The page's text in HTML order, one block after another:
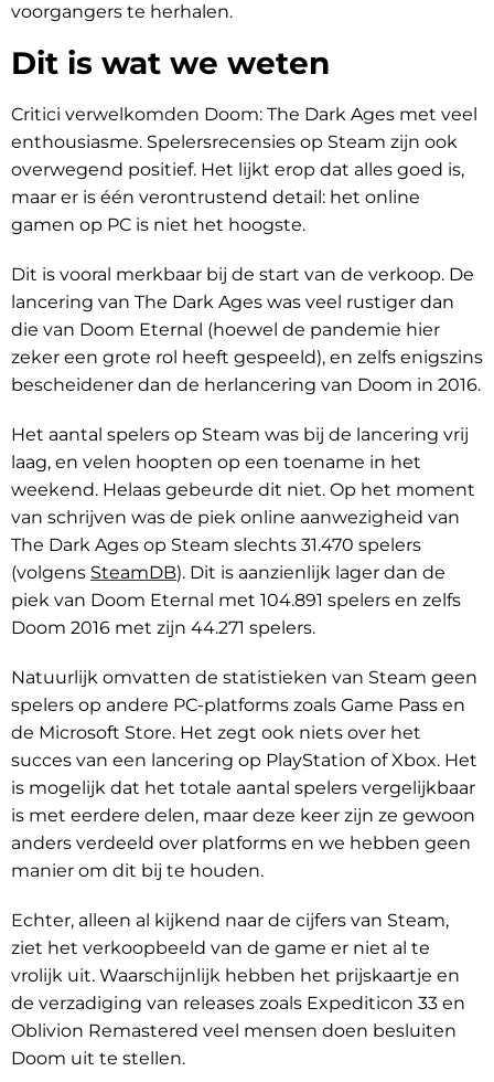
voorgangers te herhalen.
Dit is wat we weten
Critici verwelkomden Doom: The Dark Ages met veel
enthousiasme. Spelersrecensies op Steam zijn ook
overwegend positief. Het lijkt erop dat alles goed is,
maar er is één verontrustend detail: het online
gamen op PC is niet het hoogste.
Dit is vooral merkbaar bij de start van de verkoop. De
lancering van The Dark Ages was veel rustiger dan
die van Doom Eternal (hoewel de pandemie hier
zeker een grote rol heeft gespeeld), en zelfs enigszins
bescheidener dan de herlancering van Doom in 2016.
Het aantal spelers op Steam was bij de lancering vrij
laag, en velen hoopten op een toename in het
weekend. Helaas gebeurde dit niet. Op het moment
van schrijven was de piek online aanwezigheid van
The Dark Ages op Steam slechts 31.470 spelers
(volgens SteamDB). Dit is aanzienlijk lager dan de
piek van Doom Eternal met 104.891 spelers en zelfs
Doom 2016 met zijn 44.271 spelers.
Natuurlijk omvatten de statistieken van Steam geen
spelers op andere PC-platforms zoals Game Pass en
de Microsoft Store. Het zegt ook niets over het
succes van een lancering op PlayStation of Xbox. Het
is mogelijk dat het totale aantal spelers vergelijkbaar
is met eerdere delen, maar deze keer zijn ze gewoon
anders verdeeld over platforms en we hebben geen
manier om dit bij te houden.
Echter, alleen al kijkend naar de cijfers van Steam,
ziet het verkoopbeeld van de game er niet al te
vrolijk uit. Waarschijnlijk hebben het prijskaartje en
de verzadiging van releases zoals Expediticon 33 en
Oblivion Remastered veel mensen doen besluiten
Doom uit te stellen.